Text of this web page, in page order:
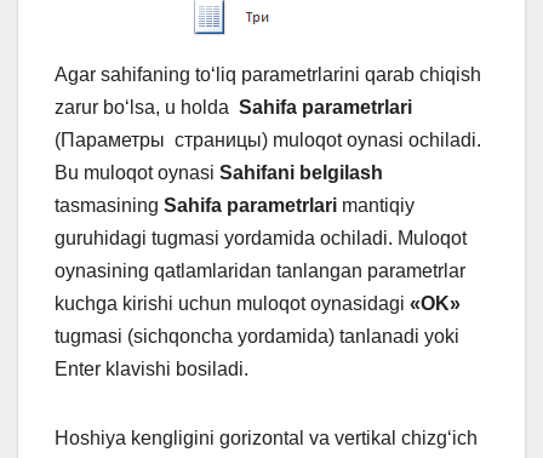
Agar sahifaning to‘liq parametrlarini qarab chiqish
zarur bo‘lsa, u holda Sahifa parametrlari
(Параметры страницы) muloqot oynasi ochiladi.
Bu muloqot oynasi Sahifani belgilash
tasmasining Sahifa parametrlari mantiqiy
guruhidagi tugmasi yordamida ochiladi. Muloqot
oynasining qatlamlaridan tanlangan parametrlar
kuchga kirishi uchun muloqot oynasidagi «OK»
tugmasi (sichqoncha yordamida) tanlanadi yoki
Enter klavishi bosiladi.
Hoshiya kengligini gorizontal va vertikal chizg‘ich